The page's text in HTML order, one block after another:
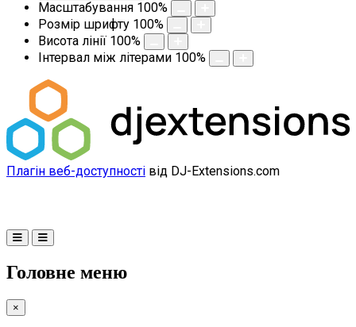
Масштабування 100%
Розмір шрифту 100%
Висота лінії 100%
Інтервал між літерами 100%
Плагін веб-доступності від DJ-Extensions.com
Головне меню
×